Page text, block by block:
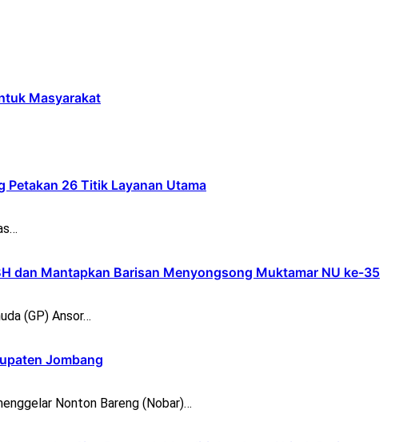
Masyarakat
Petakan 26 Titik Layanan Utama
dan Mantapkan Barisan Menyongsong Muktamar NU ke-35
(GP) Ansor…
Jombang
Nonton Bareng (Nobar)…